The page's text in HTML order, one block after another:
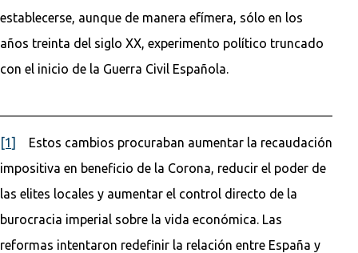
establecerse, aunque de manera efímera, sólo en los
años treinta del siglo XX, experimento político truncado
con el inicio de la Guerra Civil Española.
[1]
Estos cambios procuraban aumentar la recaudación
impositiva en beneficio de la Corona, reducir el poder de
las elites locales y aumentar el control directo de la
burocracia imperial sobre la vida económica. Las
reformas intentaron redefinir la relación entre España y